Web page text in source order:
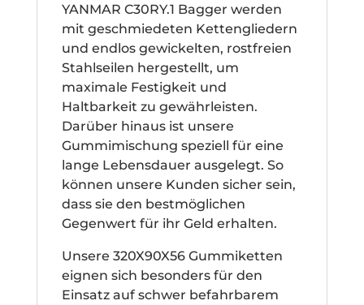
YANMAR C30RY.1 Bagger werden
mit geschmiedeten Kettengliedern
und endlos gewickelten, rostfreien
Stahlseilen hergestellt, um
maximale Festigkeit und
Haltbarkeit zu gewährleisten.
Darüber hinaus ist unsere
Gummimischung speziell für eine
lange Lebensdauer ausgelegt. So
können unsere Kunden sicher sein,
dass sie den bestmöglichen
Gegenwert für ihr Geld erhalten.
Unsere 320X90X56 Gummiketten
eignen sich besonders für den
Einsatz auf schwer befahrbarem